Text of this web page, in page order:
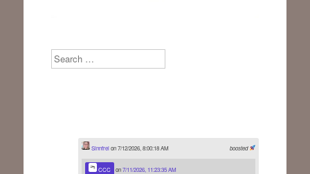
Search
boosted
Sinnfreion 7/12/2026, 8:00:18 AM
CCC on7/11/2026, 11:23:35 AM